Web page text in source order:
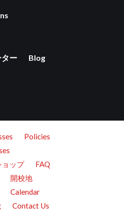
ター Blog
Policies
ョップ
FAQ
開校地
Calendar
Contact Us